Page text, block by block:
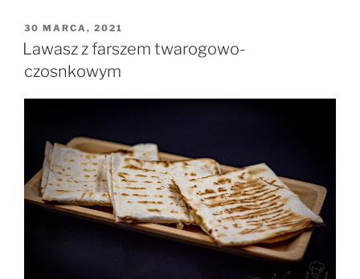
sucho””
OPUBLIKOWANE
W
30 MARCA, 2021
Lawasz z farszem twarogowo-
czosnkowym